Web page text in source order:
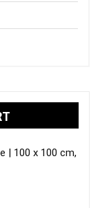
| 100 x 100 cm,